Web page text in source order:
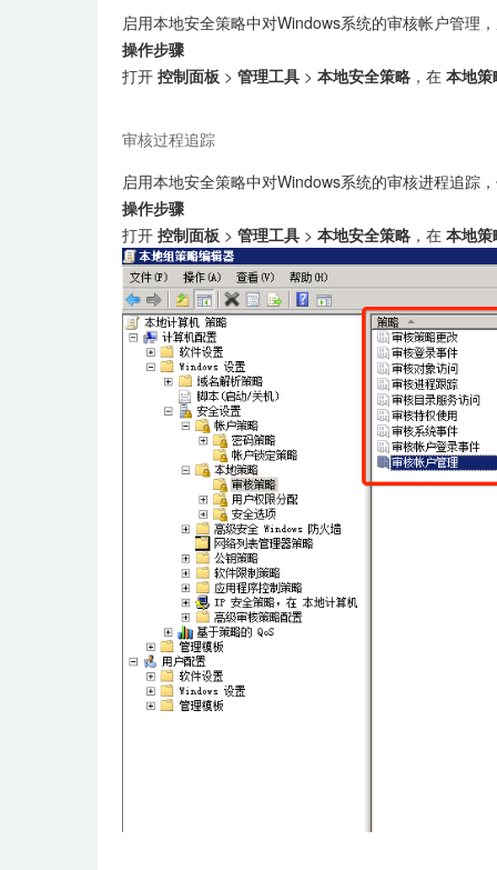
启用本地安全策略中对Windows系统的审核帐户管理
操作步骤
打开 控制面板 > 管理工具 > 本地安全策略 ，在 本地策
审核过程追踪
启用本地安全策略中对Windows系统的审核进程追踪
操作步骤
打开 控制面板 > 管理工具 > 本地安全策略 ，在 本地策